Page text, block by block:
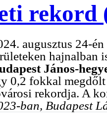
rekord
augusztus 24-
hajnalban
János-
0,2 fokkal megdőlt
rekordja. A
ban, Budapest